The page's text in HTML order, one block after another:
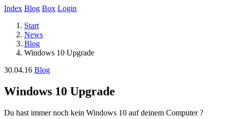
Index Blog Box Login
Start
News
Blog
Windows 10 Upgrade
30.04.16 Blog
Windows 10 Upgrade
Du hast immer noch kein Windows 10 auf deinem Computer ?